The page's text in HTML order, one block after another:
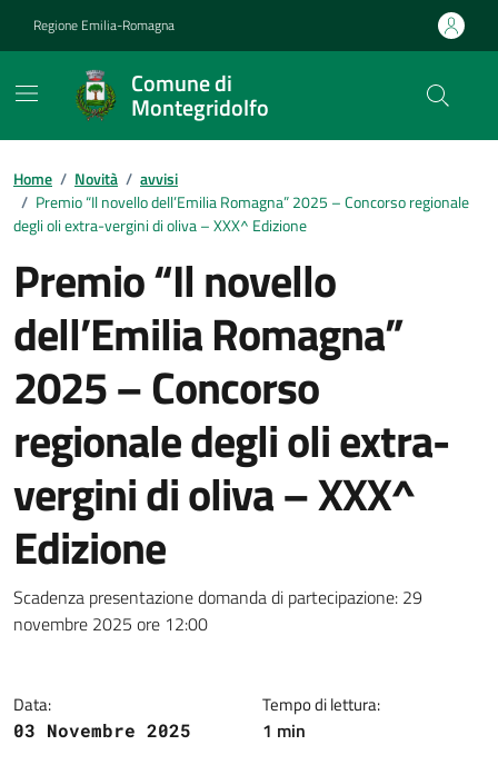
Regione Emilia-Romagna
Comune di
Montegridolfo
Contenuti in evidenza
Home / Novità / avvisi
/ Premio “Il novello dell’Emilia Romagna” 2025 – Concorso regionale
degli oli extra-vergini di oliva – XXX^ Edizione
Premio “Il novello
dell’Emilia Romagna”
2025 – Concorso
regionale degli oli extra-
vergini di oliva – XXX^
Edizione
Dettagli della notizia
Scadenza presentazione domanda di partecipazione: 29
novembre 2025 ore 12:00
Data:
03 Novembre 2025
Tempo di lettura:
1 min